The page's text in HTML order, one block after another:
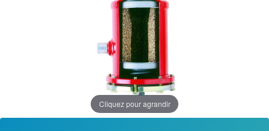
Cliquez pour agrandir